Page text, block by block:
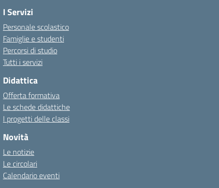
I Servizi
Personale scolastico
Famiglie e studenti
Percorsi di studio
Tutti i servizi
Didattica
Offerta formativa
Le schede didattiche
I progetti delle classi
Novità
Le notizie
Le circolari
Calendario eventi